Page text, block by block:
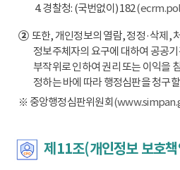
4. 경찰청: (국번없이) 182
②또한, 개인정보의 열람, 정정·삭제,
정보주체자의 요구에 대하여 공공
부작위로 인하여 권리 또는 이익을
정하는 바에 따라 행정심판을 청구
※ 중앙행정심판위원회
제11조(개인정보 보호